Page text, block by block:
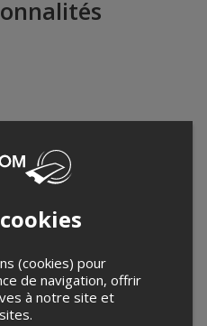
mandataire pourDéveloppement
l’affichage en ligne et la vente de
cet événement, veuillez
(cookies) pour
de navigation, offrir
à notre site et